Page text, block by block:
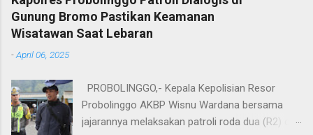
bukan hanya sebagai pergantian jabatan
struktural, tetapi juga sebagai bentuk regenerasi
jabatan Kabag Log Polres Bangkalan untuk
mengemban amanah baru sebagai Wakapolres
Sampang. Jabatan Kabag Log Polres Bangkalan
Gunung Bromo Pastikan Keamanan
Wisatawan Saat Lebaran
-April 06, 2025
PROBOLINGGO,- Kepala Kepolisian Resor
Probolinggo AKBP Wisnu Wardana bersama
jajarannya melaksakan patroli roda dua (R2) di